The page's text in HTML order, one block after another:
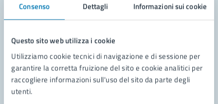
Consenso Dettagli Informazioni sui cookie
Questo sito web utilizza i cookie
Utilizziamo cookie tecnici di navigazione e di sessione per
garantire la corretta fruizione del sito e cookie analitici per
raccogliere informazioni sull'uso del sito da parte degli
utenti.
Contatta il comune
Richiedi assistenza
Prenota appuntamento
Problemi in città